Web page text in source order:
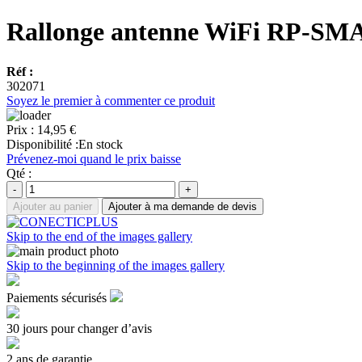
Rallonge antenne WiFi RP-
Réf :
302071
Soyez le premier à commenter ce produit
Prix : 14,95 €
Disponibilité :En stock
Prévenez-moi quand le prix baisse
Qté :
-
+
Ajouter au panier
Ajouter à ma demande de devis
Skip to the end of the images gallery
Skip to the beginning of the images gallery
Paiements sécurisés
30 jours pour changer d’avis
2 ans de garantie